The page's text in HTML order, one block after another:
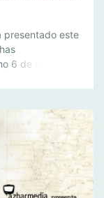
presentado este
6 de marzo en
Juan […]